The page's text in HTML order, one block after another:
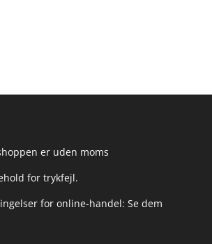
er uden moms
for trykfejl.
for online-handel: Se dem